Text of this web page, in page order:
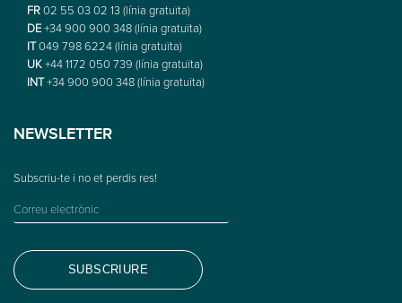
FR02 55 03 02 13 (línia gratuïta)
DE+34 900 900 348 (línia gratuïta)
IT049 798 6224 (línia gratuïta)
UK+44 1172 050 739 (línia gratuïta)
INT+34 900 900 348 (línia gratuïta)
NEWSLETTER